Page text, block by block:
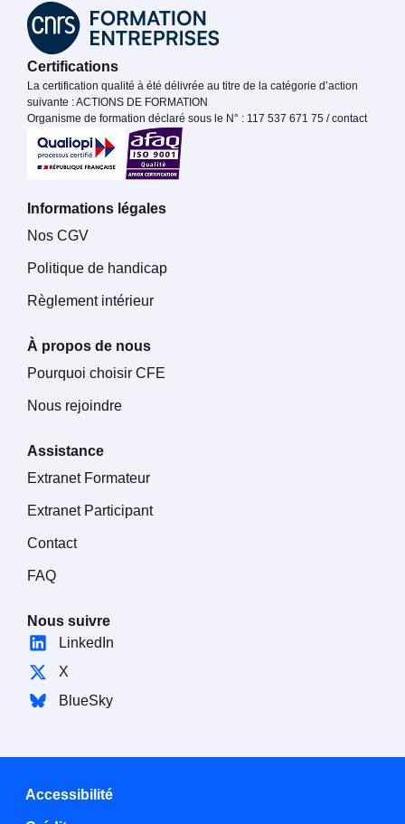
Certifications
La certification qualité à été délivrée au titre de la catégorie d’action
suivante : ACTIONS DE FORMATION
Organisme de formation déclaré sous le N° : 117 537 671 75 / contact
Informations légales
Nos CGV
Politique de handicap
Règlement intérieur
À propos de nous
Pourquoi choisir CFE
Nous rejoindre
Assistance
Extranet Formateur
Extranet Participant
Contact
FAQ
Nous suivre
LinkedIn
X
BlueSky
Accessibilité